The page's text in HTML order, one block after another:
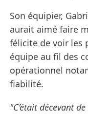
Son équipier,
aurait aimé faire
félicite de voir les
équipe au fil des
opérationnel
fiabilité.
"C’était décevant